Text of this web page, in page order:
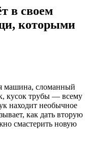
в своем
которыми
машина, сломанный
кусок трубы — всему
находит необычное
как дать вторую
смастерить новую